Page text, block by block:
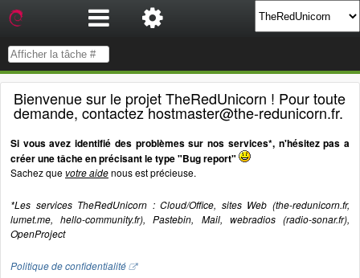
Bienvenue sur le projet TheRedUnicorn ! Pour toute
demande, contactez hostmaster@the-redunicorn.fr.
Si vous avez identifié des problèmes sur nos services*, n'hésitez pas a
créer une tâche en précisant le type "Bug report"
Sachez que votre aidenous est précieuse.
*Les services TheRedUnicorn : Cloud/Office, sites Web (the-redunicorn.fr,
lumet.me, hello-community.fr), Pastebin, Mail, webradios (radio-sonar.fr),
OpenProject
Politique de confidentialité